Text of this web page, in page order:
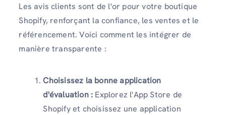
Les avis clients sont de l'or pour votre boutique
Shopify, renforçant la confiance, les ventes et le
référencement. Voici comment les intégrer de
manière transparente :
Choisissez la bonne application
d'évaluation : Explorez l'App Store de
Shopify et choisissez une application